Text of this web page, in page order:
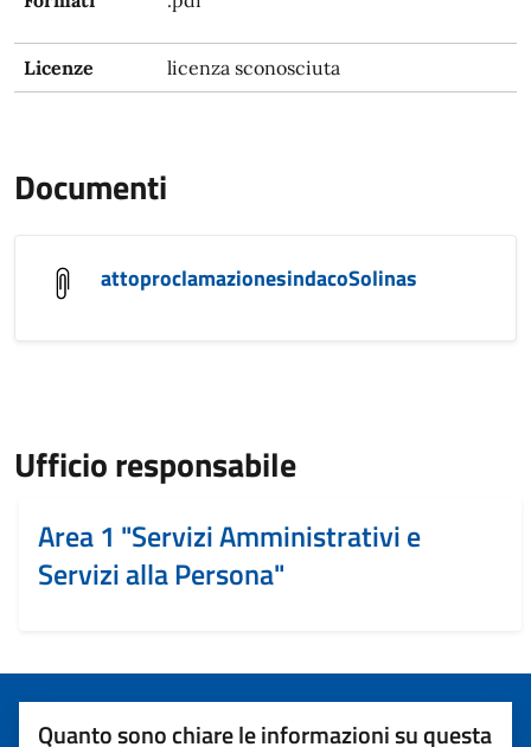
Licenze licenza sconosciuta
Documenti
attoproclamazionesindacoSolinas
Ufficio responsabile
Area 1 "Servizi Amministrativi e
Servizi alla Persona"
Quanto sono chiare le informazioni su questa